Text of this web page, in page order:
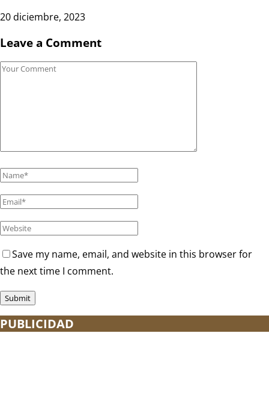
20 diciembre, 2023
Leave a Comment
Save my name, email, and website in this browser for
the next time I comment.
PUBLICIDAD